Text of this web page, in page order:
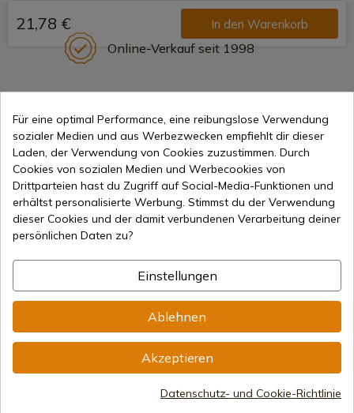
21,78 € In den Warenkorb
Online-Verkauf seit 1998
Sichere Zahlungsmethoden
Internationaler Versand
Für eine optimal Performance, eine reibungslose Verwendung
sozialer Medien und aus Werbezwecken empfiehlt dir dieser
Laden, der Verwendung von Cookies zuzustimmen. Durch
Cookies von sozialen Medien und Werbecookies von
Drittparteien hast du Zugriff auf Social-Media-Funktionen und
erhältst personalisierte Werbung. Stimmst du der Verwendung
dieser Cookies und der damit verbundenen Verarbeitung deiner
persönlichen Daten zu?
Einstellungen
Ablehnen
Akzeptieren
Datenschutz- und Cookie-Richtlinie